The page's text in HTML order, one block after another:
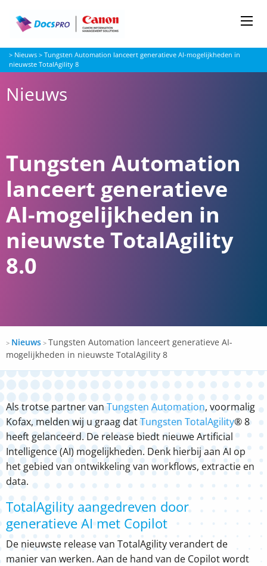
Docspro
> Nieuws> Tungsten Automation lanceert generatieve AI-mogelijkheden in
nieuwste TotalAgility 8
Nieuws
Tungsten Automation
lanceert generatieve
AI-mogelijkheden in
nieuwste TotalAgility
8.0
Docspro
> Nieuws > Tungsten Automation lanceert generatieve AI-
mogelijkheden in nieuwste TotalAgility 8
Als trotse partner vanTungsten Automation, voormalig
Kofax,melden wij u graag datTungsten TotalAgility® 8
heeftgelanceerd.De release biedt nieuweArtificial
Intelligence(AI) mogelijkheden. Denk hierbij aan AI op
het gebied vanontwikkelingvan workflows,extractie en
data.
TotalAgility aangedreven door
generatieve AI met Copilot
De nieuwste release van TotalAgility verandert de
manier van werken. Aan de hand van de Copilot wordt